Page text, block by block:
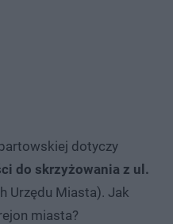
dotyczy
do skrzyżowania z ul.
Urzędu Miasta). Jak
miasta?